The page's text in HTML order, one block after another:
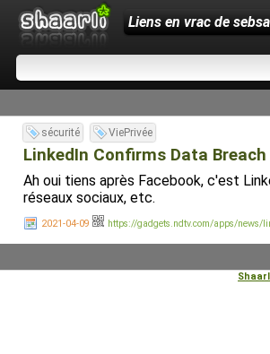
Liens en vrac de
sécurité ViePrivée
LinkedIn Confirms Data
Ah oui tiens après Facebook, c'est
réseaux sociaux, etc.
2021-04-09 https://gadgets.ndtv.com/apps/news/